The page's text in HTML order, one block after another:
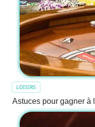
LOISIRS
Astuces pour gagner à